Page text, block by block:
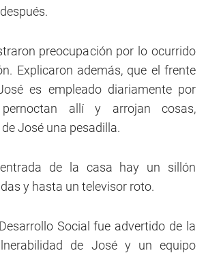
preocupación por lo ocurrido
Explicaron además, que el frente
es empleado diariamente por
allí y arrojan cosas,
José una pesadilla.
de la casa hay un sillón
y hasta un televisor roto.
Social fue advertido de la
de José y un equipo